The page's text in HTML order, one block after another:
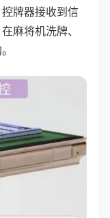
牌器接收到信
麻将机洗牌、